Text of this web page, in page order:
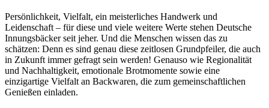
Persönlichkeit, Vielfalt, ein meisterliches Handwerk und
Leidenschaft – für diese und viele weitere Werte stehen Deutsche
Innungsbäcker seit jeher. Und die Menschen wissen das zu
schätzen: Denn es sind genau diese zeitlosen Grundpfeiler, die auch
in Zukunft immer gefragt sein werden! Genauso wie Regionalität
und Nachhaltigkeit, emotionale Brotmomente sowie eine
einzigartige Vielfalt an Backwaren, die zum gemeinschaftlichen
Genießen einladen.